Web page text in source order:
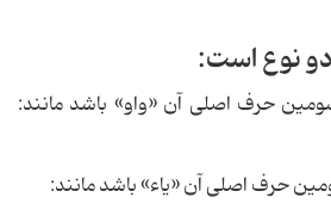
نوع است:
حرف اصلی آن «واو» باشد مانند:
حرف اصلی آن «یاء» باشد مانند: